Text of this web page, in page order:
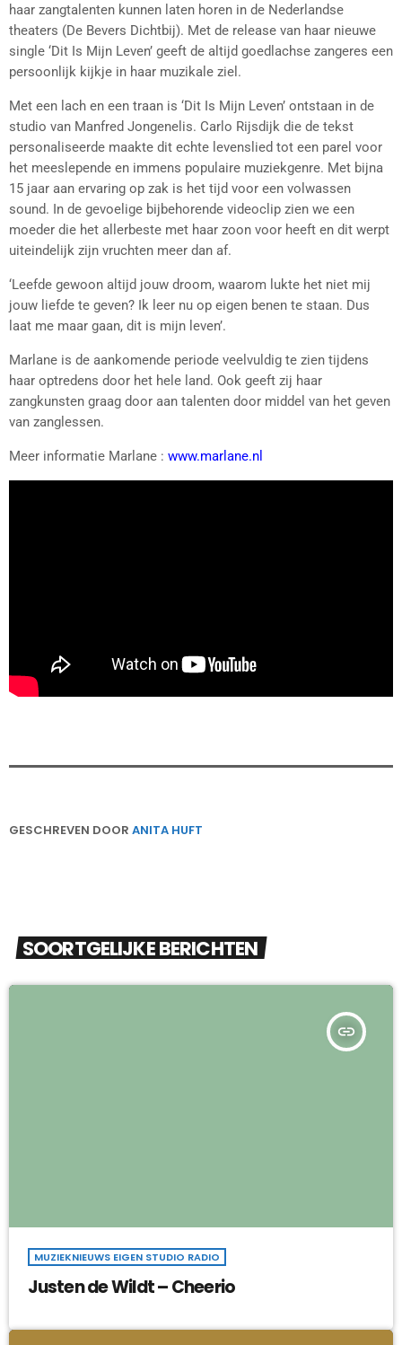
haar zangtalenten kunnen laten horen in de Nederlandse
theaters (De Bevers Dichtbij). Met de release van haar nieuwe
single ‘Dit Is Mijn Leven’ geeft de altijd goedlachse zangeres een
persoonlijk kijkje in haar muzikale ziel.
Met een lach en een traan is ‘Dit Is Mijn Leven’ ontstaan in de
studio van Manfred Jongenelis. Carlo Rijsdijk die de tekst
personaliseerde maakte dit echte levenslied tot een parel voor
het meeslepende en immens populaire muziekgenre. Met bijna
15 jaar aan ervaring op zak is het tijd voor een volwassen
sound. In de gevoelige bijbehorende videoclip zien we een
moeder die het allerbeste met haar zoon voor heeft en dit werpt
uiteindelijk zijn vruchten meer dan af.
‘Leefde gewoon altijd jouw droom, waarom lukte het niet mij
jouw liefde te geven? Ik leer nu op eigen benen te staan. Dus
laat me maar gaan, dit is mijn leven’.
Marlane is de aankomende periode veelvuldig te zien tijdens
haar optredens door het hele land. Ook geeft zij haar
zangkunsten graag door aan talenten door middel van het geven
van zanglessen.
Meer informatie Marlane : www.marlane.nl
GESCHREVEN DOOR ANITA HUFT
SOORTGELIJKE BERICHTEN
insert_link
MUZIEKNIEUWS EIGEN STUDIO RADIO
Justen de Wildt – Cheerio